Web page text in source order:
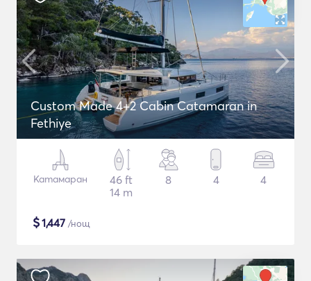
Custom Made 4+2 Cabin Catamaran in
Fethiye
Катамаран
46 ft
14 m
8 4 4
$1,447 /нощ